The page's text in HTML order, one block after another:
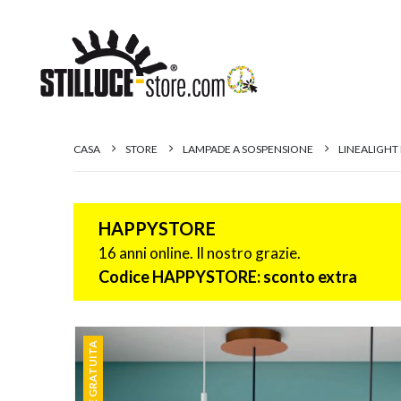
CASA STORE LAMPADE A SOSPENSIONE LINEALIGHT
HAPPYSTORE
16 anni online. Il nostro grazie.
Codice HAPPYSTORE: sconto extra